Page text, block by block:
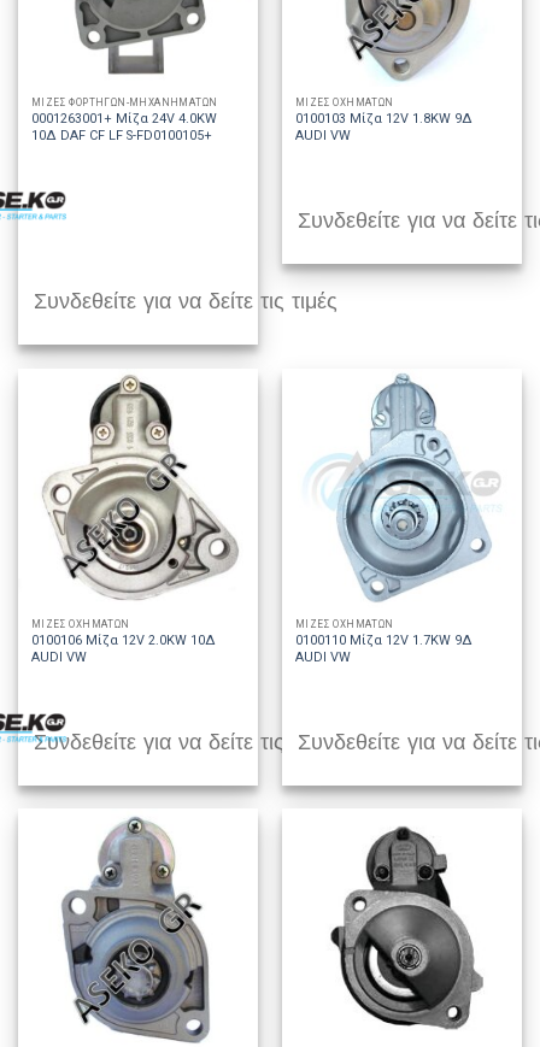
ΜΙΖΕΣ ΦΟΡΤΗΓΩΝ-ΜΗΧΑΝΗΜΑΤΩΝ
0001263001+ Μίζα 24V 4.0KW
10Δ DAF CF LF S-FD0100105+
Συνδεθείτε για να δείτε τις τιμές
ΜΙΖΕΣ ΟΧΗΜΑΤΩΝ
0100103 Μίζα 12V 1.8KW 9Δ
AUDI VW
Συνδεθείτε για να δείτε
ΜΙΖΕΣ ΟΧΗΜΑΤΩΝ
0100106 Μίζα 12V 2.0KW 10Δ
AUDI VW
Συνδεθείτε για να δείτε τις τιμές
ΜΙΖΕΣ ΟΧΗΜΑΤΩΝ
0100110 Μίζα 12V 1.7KW 9Δ
AUDI VW
Συνδεθείτε για να δείτε